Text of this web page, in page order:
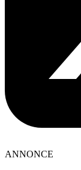
ANNONCE